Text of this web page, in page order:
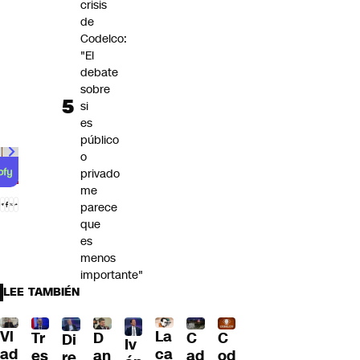
crisis
de
Codelco:
"El
debate
sobre
si
es
público
o
privado
me
parece
que
es
menos
importante"
LEE TAMBIÉN
Vl
ad
Tr
Di
D
Iv
La
ca
C
C